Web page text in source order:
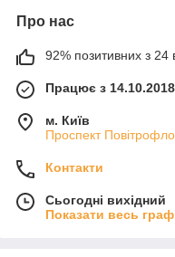
Про нас
92% позитивних з 24
Працює з 14.10.2018
м. Київ
Проспект
Контакти
Сьогодні вихідний
Показати весь